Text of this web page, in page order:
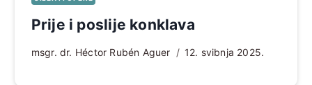
Prije i poslije konklava
msgr. dr. Héctor Rubén Aguer 12. svibnja 2025.